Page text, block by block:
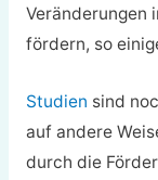
Veränderungen
fördern, so
Studien sind
auf andere
durch die